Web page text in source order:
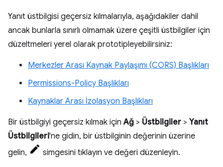
Yanıt üstbilgisi geçersiz kılmalarıyla, aşağıdakiler dahil
ancak bunlarla sınırlı olmamak üzere çeşitli üstbilgiler için
düzeltmeleri yerel olarak prototipleyebilirsiniz:
Merkezler Arası Kaynak Paylaşımı (CORS) Başlıkları
Permissions-Policy Başlıkları
Kaynaklar Arası İzolasyon Başlıkları
Bir üstbilgiyi geçersiz kılmak içinAğ > Üstbilgiler > Yanıt
Üstbilgileri'ne gidin, bir üstbilginin değerinin üzerine
gelin,
simgesini tıklayın ve değeri düzenleyin.